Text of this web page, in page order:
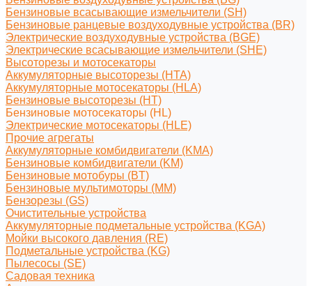
Бензиновые всасывающие измельчители (SH)
Бензиновые ранцевые воздуходувные устройства (BR)
Электрические воздуходувные устройства (BGE)
Электрические всасывающие измельчители (SHE)
Высоторезы и мотосекаторы
Аккумуляторные высоторезы (HTA)
Аккумуляторные мотосекаторы (HLA)
Бензиновые высоторезы (HT)
Бензиновые мотосекаторы (HL)
Электрические мотосекаторы (HLE)
Прочие агрегаты
Аккумуляторные комбидвигатели (KMA)
Бензиновые комбидвигатели (KM)
Бензиновые мотобуры (BT)
Бензиновые мультимоторы (MM)
Бензорезы (GS)
Очистительные устройства
Аккумуляторные подметальные устройства (KGA)
Мойки высокого давления (RE)
Подметальные устройства (KG)
Пылесосы (SE)
Садовая техника